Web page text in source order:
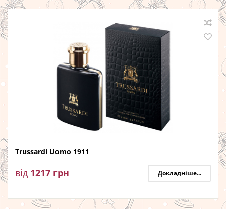
Trussardi Uomo 1911
від 1217 грн Докладніше...